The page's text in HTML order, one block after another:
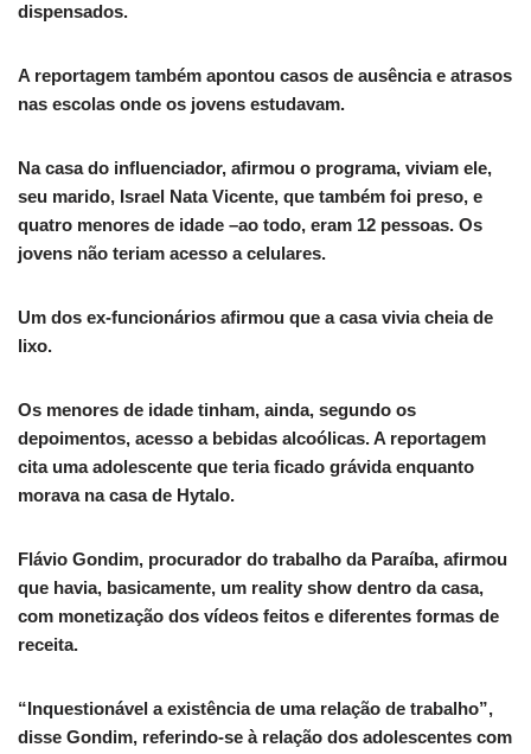
dispensados.
A reportagem também apontou casos de ausência e atrasos
nas escolas onde os jovens estudavam.
Na casa do influenciador, afirmou o programa, viviam ele,
seu marido, Israel Nata Vicente, que também foi preso, e
quatro menores de idade –ao todo, eram 12 pessoas. Os
jovens não teriam acesso a celulares.
Um dos ex-funcionários afirmou que a casa vivia cheia de
lixo.
Os menores de idade tinham, ainda, segundo os
depoimentos, acesso a bebidas alcoólicas. A reportagem
cita uma adolescente que teria ficado grávida enquanto
morava na casa de Hytalo.
Flávio Gondim, procurador do trabalho da Paraíba, afirmou
que havia, basicamente, um reality show dentro da casa,
com monetização dos vídeos feitos e diferentes formas de
receita.
“Inquestionável a existência de uma relação de trabalho”,
disse Gondim, referindo-se à relação dos adolescentes com